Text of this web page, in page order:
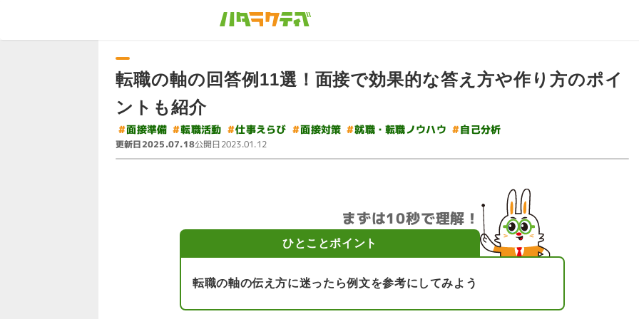
転職の軸の回答例11選！面接で効果的な答え方や作り方のポイ
ントも紹介
#面接準備 #転職活動 #仕事えらび #面接対策 #就職・転職ノウハウ #自己分析
更新日2025.07.18公開日2023.01.12
まずは10秒で理解！
ひとことポイント
転職の軸の伝え方に迷ったら例文を参考にしてみよう